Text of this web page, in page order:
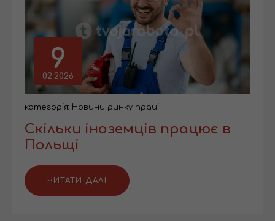
9
02.2026
категорія: Новини ринку праці
Скільки іноземців працює в
Польщі
ЧИТАТИ ДАЛІ